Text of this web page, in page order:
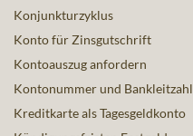
Konjunkturzyklus
Konto für Zinsgutschrift
Kontoauszug anfordern
Kontonummer und Bankleitzahl
Kreditkarte als Tagesgeldkonto